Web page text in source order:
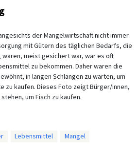
der Mangelwirtschaft nicht immer
mit Gütern des täglichen Bedarfs, die
meist gesichert war, war es oft
zu bekommen. Daher waren die
in langen Schlangen zu warten, um
zu kaufen. Dieses Foto zeigt Bürger/innen,
um Fisch zu kaufen.
Lebensmittel
Mangel